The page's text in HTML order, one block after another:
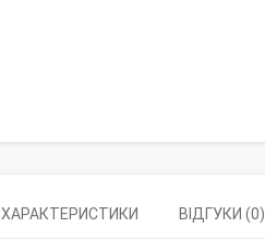
ХАРАКТЕРИСТИКИ ВІДГУКИ (0)